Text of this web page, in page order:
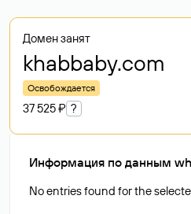
Домен занят
khabbaby.com
Освобождается
37 525 ₽ ?
Информация по данным
No entries found for the